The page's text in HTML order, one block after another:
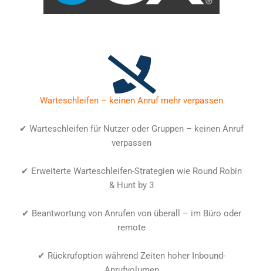
Warteschleifen – keinen Anruf mehr verpassen
✔ Warteschleifen für Nutzer oder Gruppen – keinen Anruf
verpassen
✔ Erweiterte Warteschleifen-Strategien wie Round Robin
& Hunt by 3
✔ Beantwortung von Anrufen von überall – im Büro oder
remote
✔ Rückrufoption während Zeiten hoher Inbound-